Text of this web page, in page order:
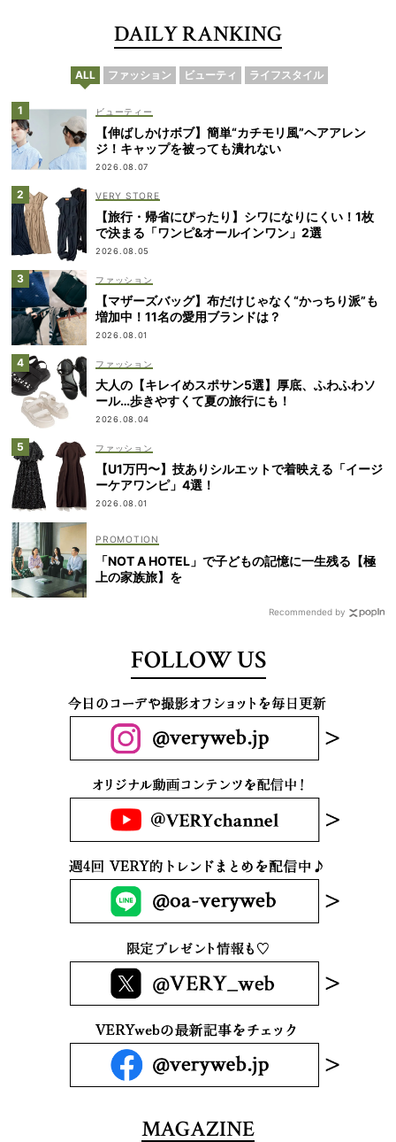
DAILY RANKING
ALL ファッション ビューティ ライフスタイル
ビューティー
【伸ばしかけボブ】簡単“カチモリ風”ヘアアレン
ジ！キャップを被っても潰れない
2026.08.07
VERY STORE
【旅行・帰省にぴったり】シワになりにくい！1枚
で決まる「ワンピ&オールインワン」2選
2026.08.05
ファッション
【マザーズバッグ】布だけじゃなく“かっちり派”も
増加中！11名の愛用ブランドは？
2026.08.01
ファッション
大人の【キレイめスポサン5選】厚底、ふわふわソ
ール…歩きやすくて夏の旅行にも！
2026.08.04
ファッション
【U1万円〜】技ありシルエットで着映える「イージ
ーケアワンピ」4選！
2026.08.01
「NOT A HOTEL」で子どもの記憶に一生残る【極
上の家族旅】を
Recommended by
FOLLOW US
MAGAZINE